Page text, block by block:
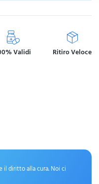
Validi Ritiro Veloce
diritto alla cura. Noi ci